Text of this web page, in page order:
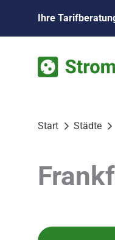
Ihre
Start Städte